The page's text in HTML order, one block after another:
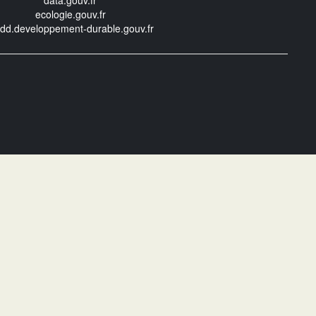
ecologie.gouv.fr
durable.gouv.fr